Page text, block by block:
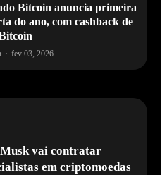
Bitcoin anuncia primeira
do ano, com cashback de
· fev 03, 2026
vai contratar
em criptomoedas